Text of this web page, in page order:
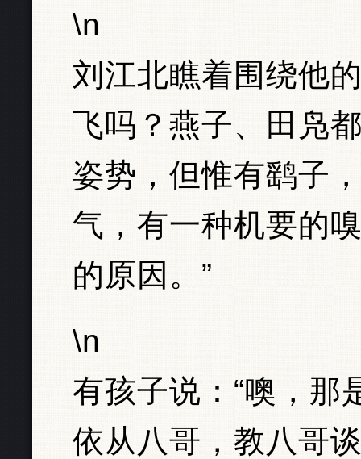
\n
刘江北瞧着围绕他
飞吗？燕子、田凫
姿势，但惟有鹞子
气，有一种机要的
的原因。”
\n
有孩子说：“噢，那
依从八哥，教八哥